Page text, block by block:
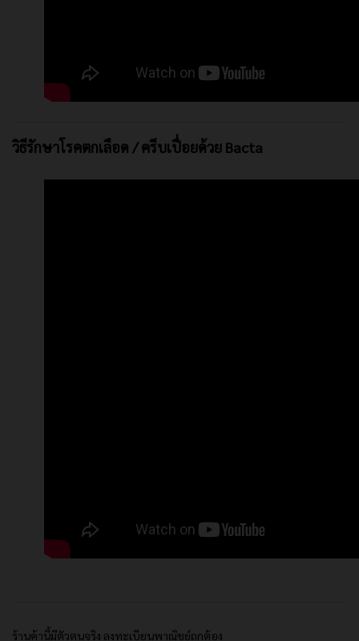
วิธีรักษาโรคตกเลือด / ครีบเปื่อยด้วย Bacta
ร้านค้านี้มีตัวตนจริง ลงทะเบียนพาณิชย์ถูกต้อง